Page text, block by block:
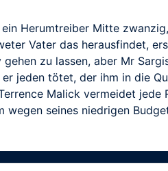
Herumtreiber Mitte
Vater das herausfindet,
zu lassen, aber Mr
jeden tötet, der ihm in die
Malick vermeidet jede
seines niedrigen